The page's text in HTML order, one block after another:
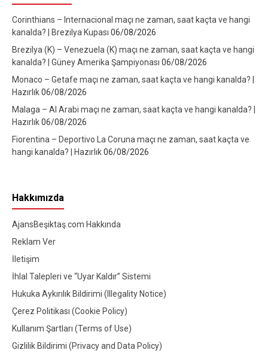
Corinthians – Internacional maçı ne zaman, saat kaçta ve hangi
kanalda? | Brezilya Kupası 06/08/2026
Brezilya (K) – Venezuela (K) maçı ne zaman, saat kaçta ve hangi
kanalda? | Güney Amerika Şampiyonası 06/08/2026
Monaco – Getafe maçı ne zaman, saat kaçta ve hangi kanalda? |
Hazırlık06/08/2026
Malaga – Al Arabi maçı ne zaman, saat kaçta ve hangi kanalda? |
Hazırlık06/08/2026
Fiorentina – Deportivo La Coruna maçı ne zaman, saat kaçta ve
hangi kanalda? | Hazırlık06/08/2026
Hakkımızda
AjansBeşiktaş.com Hakkında
Reklam Ver
İletişim
İhlal Talepleri ve “Uyar Kaldır” Sistemi
Hukuka Aykırılık Bildirimi (Illegality Notice)
Çerez Politikası (Cookie Policy)
Kullanım Şartları (Terms of Use)
Gizlilik Bildirimi (Privacy and Data Policy)